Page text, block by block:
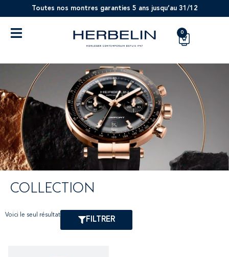
Toutes nos montres garanties 5 ans jusqu’au 31/12
0
COLLECTION
Voici le seul résultat
FILTRER